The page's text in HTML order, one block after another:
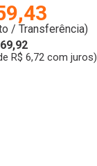
/ Transferência)
R$ 6,72 com juros)